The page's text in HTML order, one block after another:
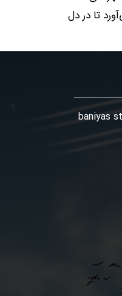
تا در دل
, baniyas